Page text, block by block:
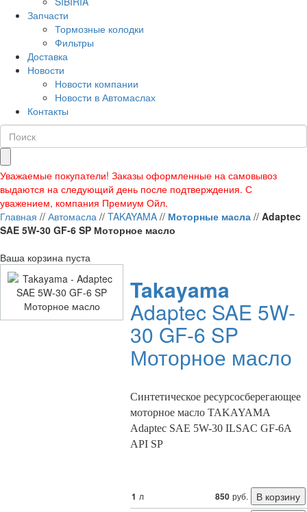
Запчасти
Тормозные колодки
Фильтры
Доставка
Новости
Новости компании
Новости в Автомаслах
Контакты
Уважаемые покупатели! Заказы оформленные на самовывоз
выдаются на следующий день после подтверждения. С
уважением, компания Премиум Ойл.
Главная // Автомасла // TAKAYAMA // Моторные масла // Adaptec
SAE 5W-30 GF-6 SP Моторное масло
Ваша корзина пуста
Takayama
Adaptec SAE 5W-
30 GF-6 SP
Моторное масло
Cинтетическое ресурсосберегающее
моторное масло TAKAYAMA
Adaptec SAE 5W-30 ILSAC GF-6А
API SP
1 л 850 руб.